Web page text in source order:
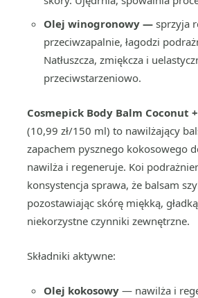
Olej winogronowy — sprzyja
przeciwzapalnie, łagodzi
Natłuszcza, zmiękcza i
przeciwstarzeniowo.
Cosmepick Body Balm Coconut
(10,99 zł/150 ml) to nawilżający
zapachem pysznego kokosowego
nawilża i regeneruje. Koi
konsystencja sprawa, że balsam
pozostawiając skórę miękką,
niekorzystne czynniki zewnętrzne.
Składniki aktywne:
Olej kokosowy — nawilża i